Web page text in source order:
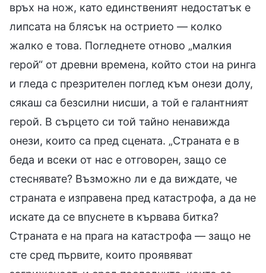
връх на нож, като единственият недостатък е
липсата на блясък на острието — колко
жалко е това. Погледнете отново „малкия
герой“ от древни времена, който стои на ринга
и гледа с презрителен поглед към онези долу,
сякаш са безсилни нисши, а той е галантният
герой. В сърцето си той тайно ненавижда
онези, които са пред сцената. „Страната е в
беда и всеки от нас е отговорен, защо се
стеснявате? Възможно ли е да виждате, че
страната е изправена пред катастрофа, а да не
искате да се впуснете в кървава битка?
Страната е на прага на катастрофа — защо не
сте сред първите, които проявяват